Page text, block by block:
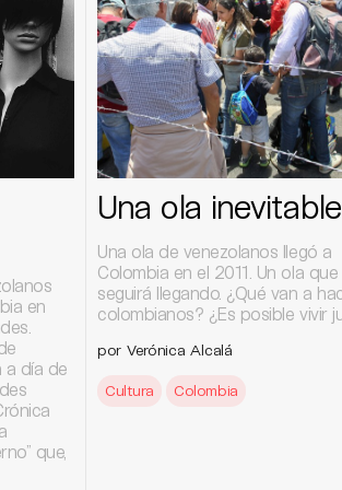
en
a día de
que,
Una ola inevitable
Una ola de venezolanos llegó a
Colombia en el 2011. Un ola
seguirá llegando. ¿Qué van a
colombianos? ¿Es posible vivir
por Verónica Alcalá
Cultura Colombia